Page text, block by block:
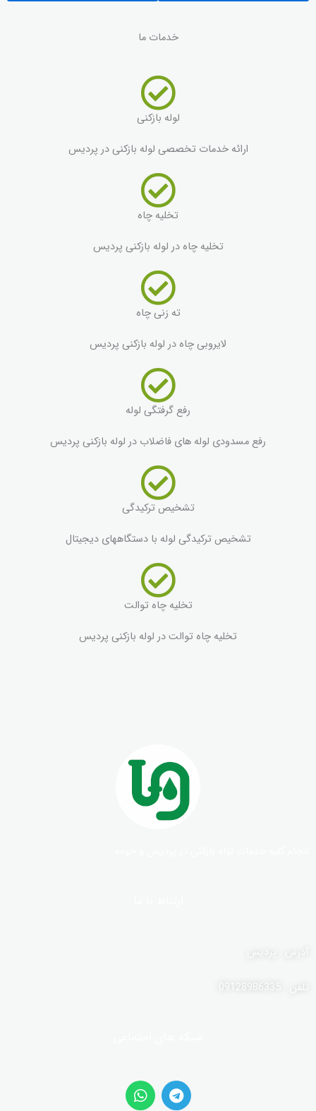
خدمات ما
لوله بازکنی
ارائه خدمات تخصصی لوله بازکنی در پردیس
تخلیه چاه
تخلیه چاه در لوله بازکنی پردیس
ته زنی چاه
لایروبی چاه در لوله بازکنی پردیس
رفع گرفتگی لوله
رفع مسدودی لوله های فاضلاب در لوله بازکنی پردیس
تشخیص ترکیدگی
تشخیص ترکیدگی لوله با دستگاههای دیجیتال
تخلیه چاه توالت
تخلیه چاه توالت در لوله بازکنی پردیس
تلفن : 09128986335
T
e
W
h